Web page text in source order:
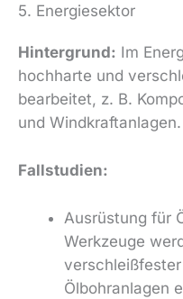
5. Energiesektor
Hintergrund: Im
hochharte und
bearbeitet, z. B.
und Windkraftanlagen.
Fallstudien:
Ausrüstung für
Werkzeuge
Ölbohranlagen